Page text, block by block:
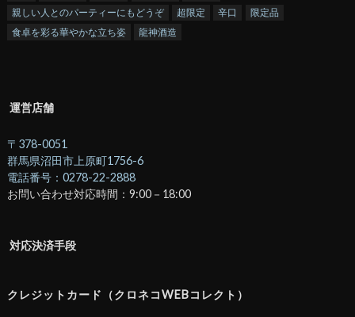
親しい人とのパーティーにもどうぞ
超限定 辛口
限定品
食卓を彩る華やかな立ち姿
龍神酒造
運営店舗
〒378-0051
群馬県沼田市上原町1756-6
電話番号：0278-22-2888
お問い合わせ対応時間：9:00－18:00
対応決済手段
クレジットカード（クロネコWEBコレクト）